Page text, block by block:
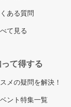
ある質問
て見る
て得する
メの疑問を解決！
ント特集一覧